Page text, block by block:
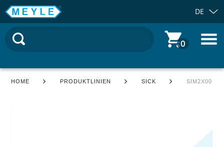
DE
0
HOME PRODUKTLINIEN SICK SIM2X00